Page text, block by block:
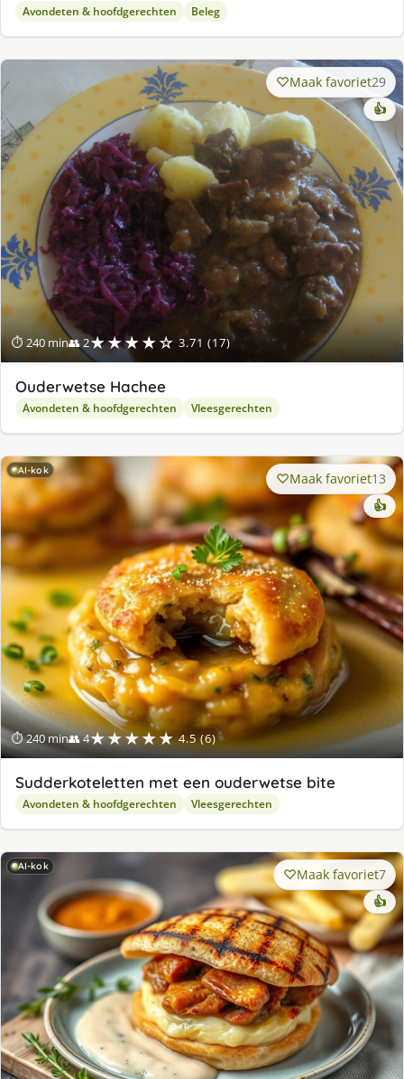
Avondeten & hoofdgerechten Beleg
⏱ 240 min👥 2★★★★☆ 3.71 (17)
Maak favoriet29
👍
Ouderwetse Hachee
Avondeten & hoofdgerechten Vleesgerechten
AI-kok
⏱ 240 min👥 4★★★★★ 4.5 (6)
Maak favoriet13
👍
Sudderkoteletten met een ouderwetse bite
Avondeten & hoofdgerechten Vleesgerechten
AI-kok Maak favoriet7
👍